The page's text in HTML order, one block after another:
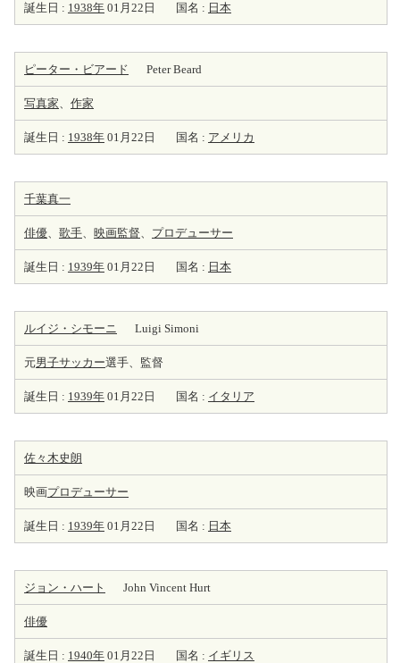
誕生日 : 1938年 01月22日 国名 : 日本
ピーター・ビアード Peter Beard
写真家、 作家
誕生日 : 1938年 01月22日 国名 : アメリカ
千葉真一
俳優、 歌手、 映画監督、 プロデューサー
誕生日 : 1939年 01月22日 国名 : 日本
ルイジ・シモーニ Luigi Simoni
元男子サッカー選手、監督
誕生日 : 1939年 01月22日 国名 : イタリア
佐々木史朗
映画プロデューサー
誕生日 : 1939年 01月22日 国名 : 日本
ジョン・ハート John Vincent Hurt
俳優
誕生日 : 1940年 01月22日 国名 : イギリス